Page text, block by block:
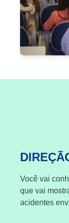
Você vai
que vai
acidentes